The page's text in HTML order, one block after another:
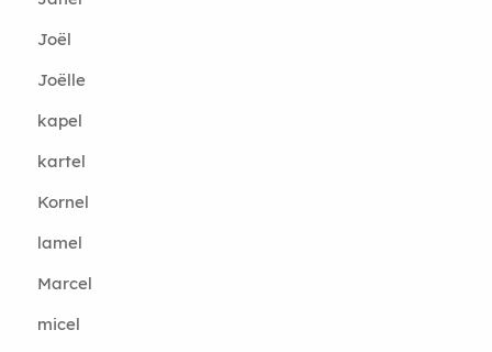
Joël
Joëlle
kapel
kartel
Kornel
lamel
Marcel
micel